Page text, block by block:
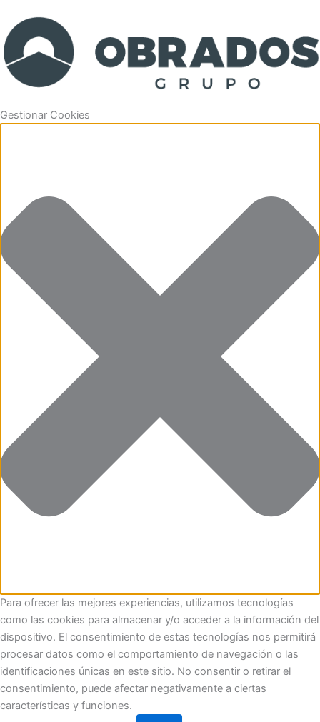
Gestionar Cookies
Para ofrecer las mejores experiencias, utilizamos tecnologías
como las cookies para almacenar y/o acceder a la información del
dispositivo. El consentimiento de estas tecnologías nos permitirá
procesar datos como el comportamiento de navegación o las
identificaciones únicas en este sitio. No consentir o retirar el
consentimiento, puede afectar negativamente a ciertas
características y funciones.